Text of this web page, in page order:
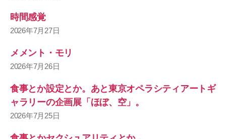
時間感覚
2026年7月27日
メメント・モリ
2026年7月26日
食事とか設定とか。あと東京オペラシティアートギ
ャラリーの企画展「ほぼ、空」。
2026年7月25日